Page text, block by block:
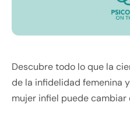
Descubre todo lo que la
de la infidelidad femenina
mujer infiel puede cambiar